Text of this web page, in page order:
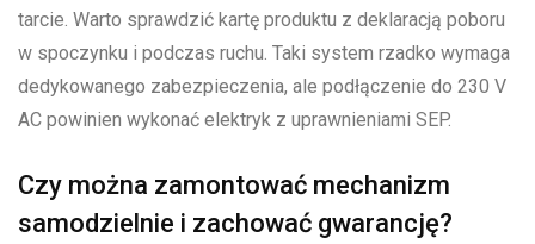
tarcie. Warto sprawdzić kartę produktu z deklaracją poboru
w spoczynku i podczas ruchu. Taki system rzadko wymaga
dedykowanego zabezpieczenia, ale podłączenie do 230 V
AC powinien wykonać elektryk z uprawnieniami SEP.
Czy można zamontować mechanizm
samodzielnie i zachować gwarancję?